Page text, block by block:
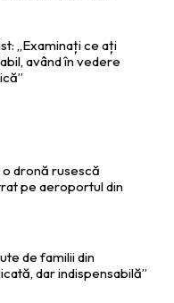
„Examinați ce ați
având în vedere
dronă rusescă
pe aeroportul din
de familii din
dar indispensabilă”